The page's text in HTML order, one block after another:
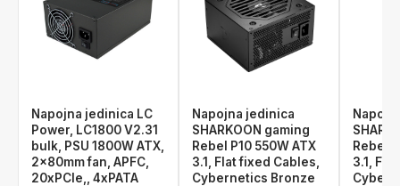
Napojna jedinica LC
Power, LC1800 V2.31
bulk, PSU 1800W ATX,
2x80mm fan, APFC,
20xPCIe,, 4xPATA
Napojna jedinica
SHARKOON gaming
Rebel P10 550W ATX
3.1, Flat fixed Cables,
Cybernetics Bronze
Rebel
3.1,